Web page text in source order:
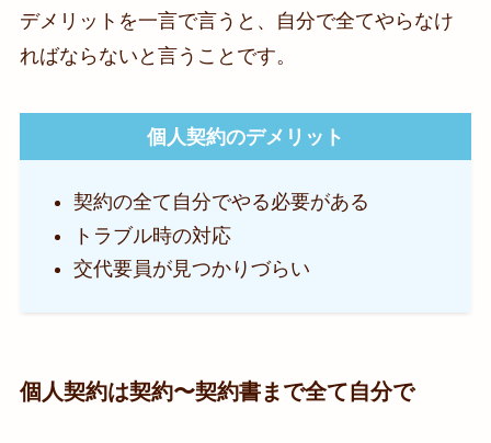
デメリットを一言で言うと、自分で全てやらなけ
ればならないと言うことです。
個人契約のデメリット
契約の全て自分でやる必要がある
トラブル時の対応
交代要員が見つかりづらい
個人契約は契約〜契約書まで全て自分で